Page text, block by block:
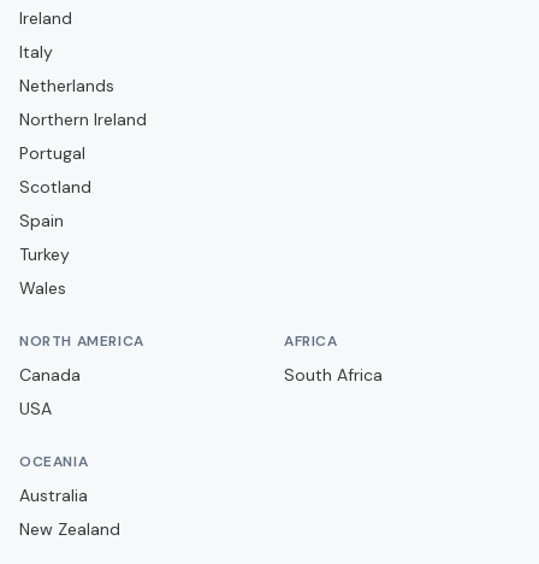
Eintracht Frankfurt
Energie Cottbus
Erzgebirge Aue
Hannover 96 II
Ireland
Italy
Netherlands
Northern Ireland
Portugal
Scotland
Spain
Turkey
Wales
NORTH AMERICA
Canada
USA
AFRICA
South Africa
OCEANIA
Australia
New Zealand